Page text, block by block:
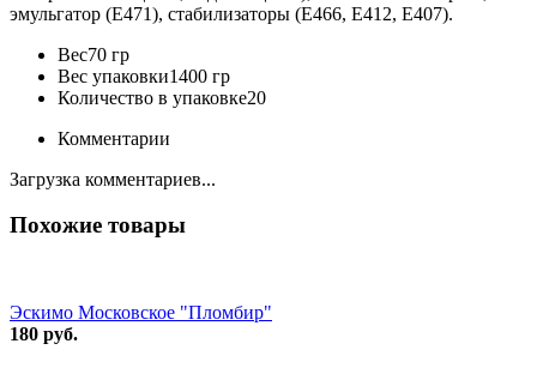
эмульгатор (Е471), стабилизаторы (Е466, Е412, Е407).
Вес70 гр
Вес упаковки1400 гр
Количество в упаковке20
Комментарии
Загрузка комментариев...
Похожие товары
Эскимо Московское "Пломбир"
180 руб.